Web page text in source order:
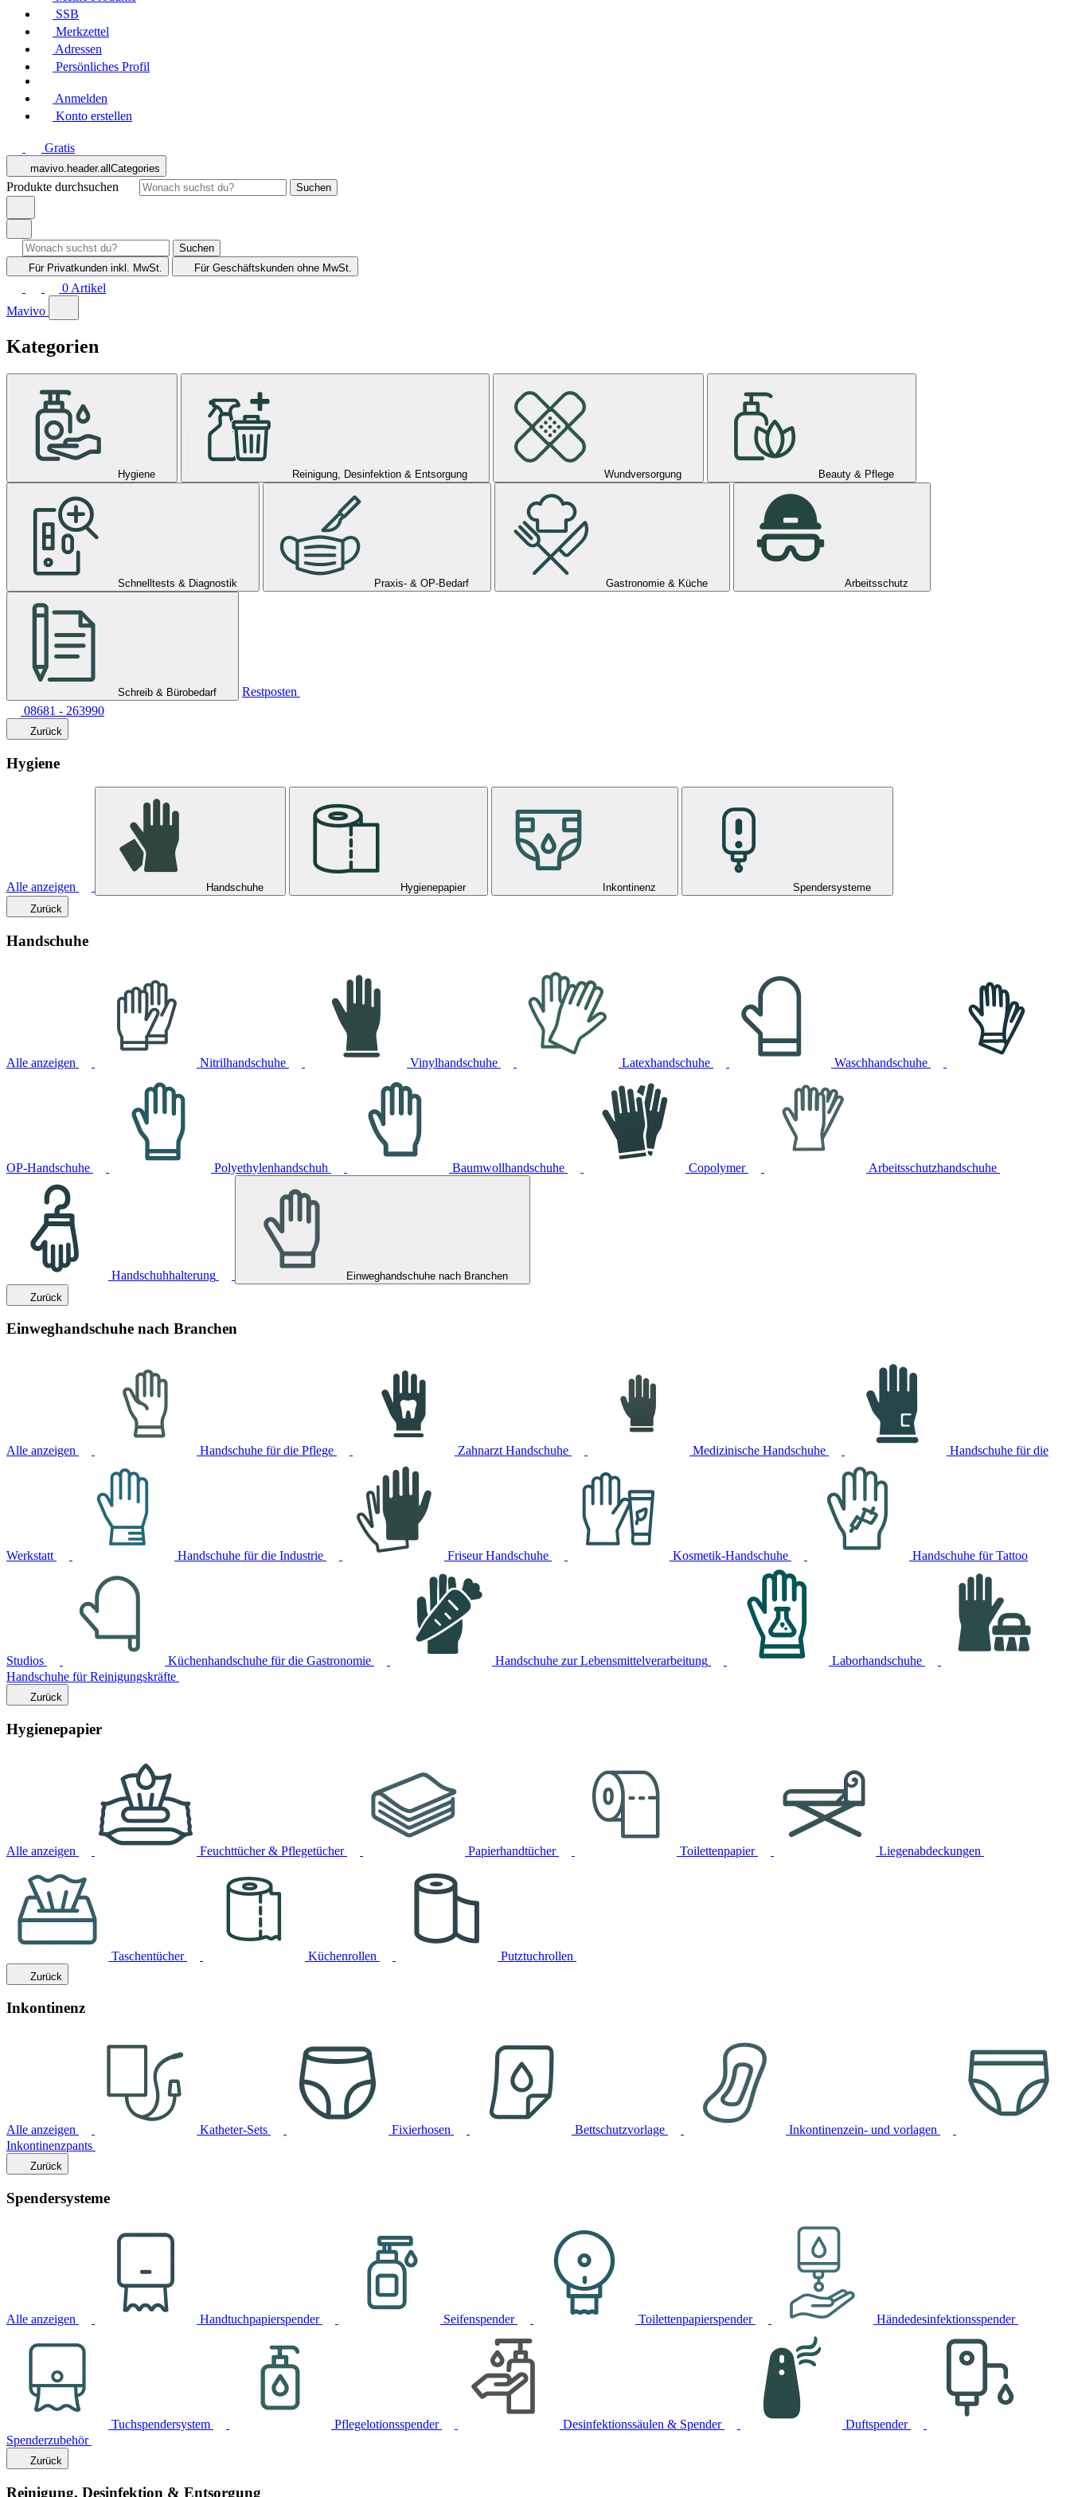
SSB
Merkzettel
Adressen
Persönliches Profil
Anmelden
Konto erstellen
Gratis
mavivo.header.allCategories
Produkte durchsuchen Suchen
Suchen
Für Privatkunden inkl. MwSt. Für Geschäftskunden ohne MwSt.
0 Artikel
Mavivo
Kategorien
Hygiene Reinigung, Desinfektion & Entsorgung Wundversorgung Beauty & Pflege
Schnelltests & Diagnostik Praxis- & OP-Bedarf Gastronomie & Küche Arbeitsschutz
Schreib & Bürobedarf
Restposten
08681 - 263990
Zurück
Hygiene
Alle anzeigen Handschuhe Hygienepapier Inkontinenz
Spendersysteme
Zurück
Handschuhe
Alle anzeigen Nitrilhandschuhe Vinylhandschuhe Latexhandschuhe Waschhandschuhe
OP-Handschuhe Polyethylenhandschuh Baumwollhandschuhe Copolymer Arbeitsschutzhandschuhe
Handschuhhalterung
Einweghandschuhe nach Branchen
Zurück
Einweghandschuhe nach Branchen
Alle anzeigen Handschuhe für die Pflege Zahnarzt Handschuhe Medizinische Handschuhe Handschuhe für die
Werkstatt Handschuhe für die Industrie Friseur Handschuhe Kosmetik-Handschuhe Handschuhe für Tattoo
Studios Küchenhandschuhe für die Gastronomie Handschuhe zur Lebensmittelverarbeitung
Laborhandschuhe
Handschuhe für Reinigungskräfte
Zurück
Hygienepapier
Alle anzeigen Feuchttücher & Pflegetücher Papierhandtücher Toilettenpapier Liegenabdeckungen
Taschentücher Küchenrollen Putztuchrollen
Zurück
Inkontinenz
Alle anzeigen Katheter-Sets Fixierhosen Bettschutzvorlage
Inkontinenzein- und vorlagen
Inkontinenzpants
Zurück
Spendersysteme
Alle anzeigen Handtuchpapierspender Seifenspender Toilettenpapierspender Händedesinfektionsspender
Tuchspendersystem Pflegelotionsspender Desinfektionssäulen & Spender
Duftspender
Spenderzubehör
Zurück
Reinigung, Desinfektion & Entsorgung